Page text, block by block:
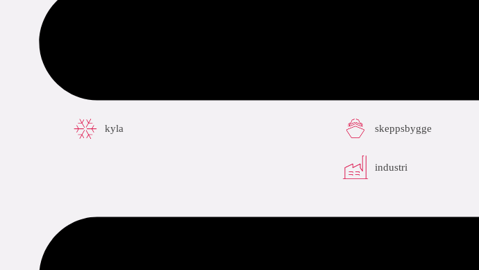
kyla skeppsbygge
industri